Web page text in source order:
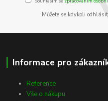
Můžete se kdykoli
Informace pro
Reference
Vše o nákupu